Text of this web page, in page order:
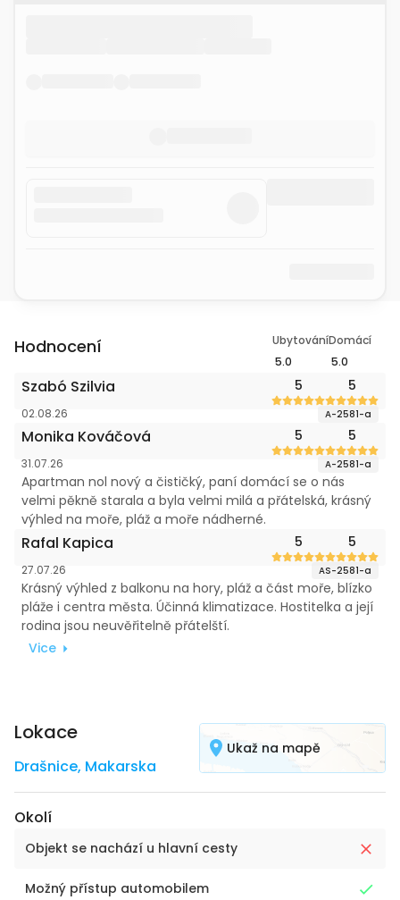
Hodnocení
Ubytování
5.0
Domácí
5.0
Szabó Szilvia 5 5
02.08.26 A-2581-a
Monika Kováčová 5 5
31.07.26 A-2581-a
Apartman nol nový a čističký, paní domácí se o nás
velmi pěkně starala a byla velmi milá a přátelská, krásný
výhled na moře, pláž a moře nádherné.
Rafal Kapica 5 5
27.07.26 AS-2581-a
Krásný výhled z balkonu na hory, pláž a část moře, blízko
pláže i centra města. Účinná klimatizace. Hostitelka a její
rodina jsou neuvěřitelně přátelští.
Vice
Lokace
Drašnice, Makarska
Ukaž na mapě
Okolí
Objekt se nachází u hlavní cesty
Možný přístup automobilem